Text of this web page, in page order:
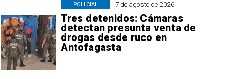
7 de agosto de 2026
Tres detenidos: Cámaras
detectan presunta venta de
drogas desde ruco en
Antofagasta
POLICIAL